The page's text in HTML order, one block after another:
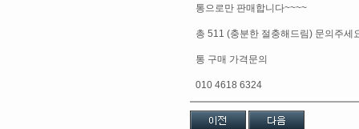
통으로만 판매합니다~~~~
총 511 (충분한 절충해드림) 문의주세
통 구매 가격문의
010 4618 6324